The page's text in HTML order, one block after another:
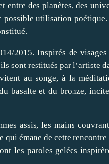
entre des planètes, des
possible utilisation poétique.
2015. Inspirés de visages
sont restitués par l’artiste
au songe, à la
basalte et du bronze,
assis, les mains
qui émane de cette rencontre
les paroles gelées